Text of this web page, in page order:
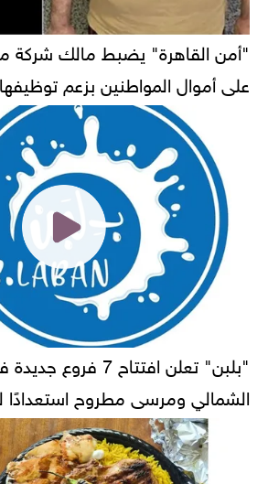
"أمن القاهرة" يضبط مالك شركة
على أموال المواطنين بزعم توظيفها
"بلبن" تعلن افتتاح 7
الشمالي ومرسى مطروح استعدادًا